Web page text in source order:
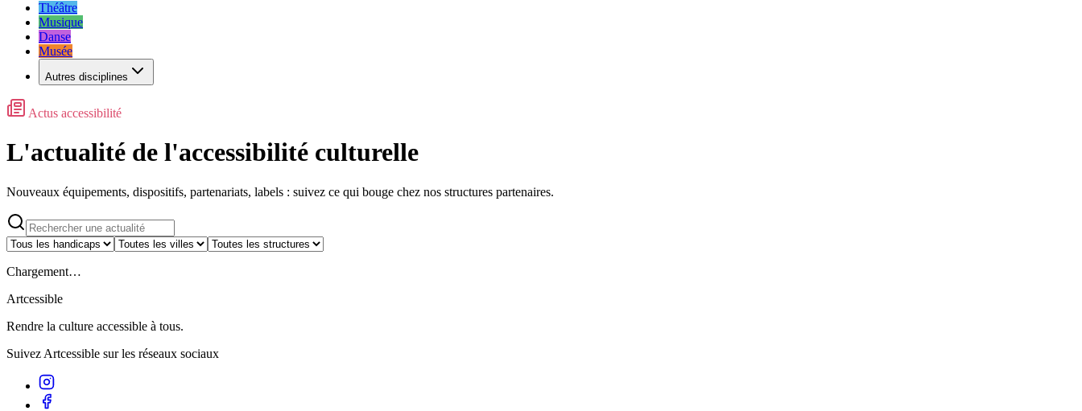
Théâtre
Musique
Danse
Musée
Autres disciplines
Actus accessibilité
L'actualité de l'accessibilité culturelle
Nouveaux équipements, dispositifs, partenariats, labels : suivez ce qui bouge chez nos structures partenaires.
Chargement…
Artcessible
Rendre la culture accessible à tous.
Suivez Artcessible sur les réseaux sociaux